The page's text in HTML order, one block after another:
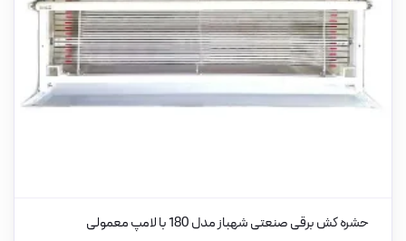
حشره کش برقی صنعتی شهباز مدل 180 با لامپ معمولی